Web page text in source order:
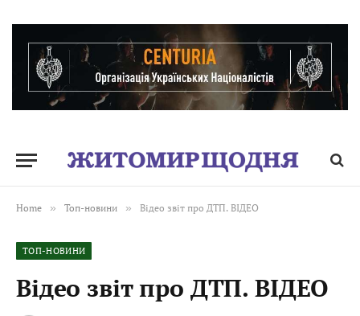
Home » Топ-новини » Відео звіт про ДТП. ВІДЕО
ТОП-НОВИНИ
Відео звіт про ДТП. ВІДЕО